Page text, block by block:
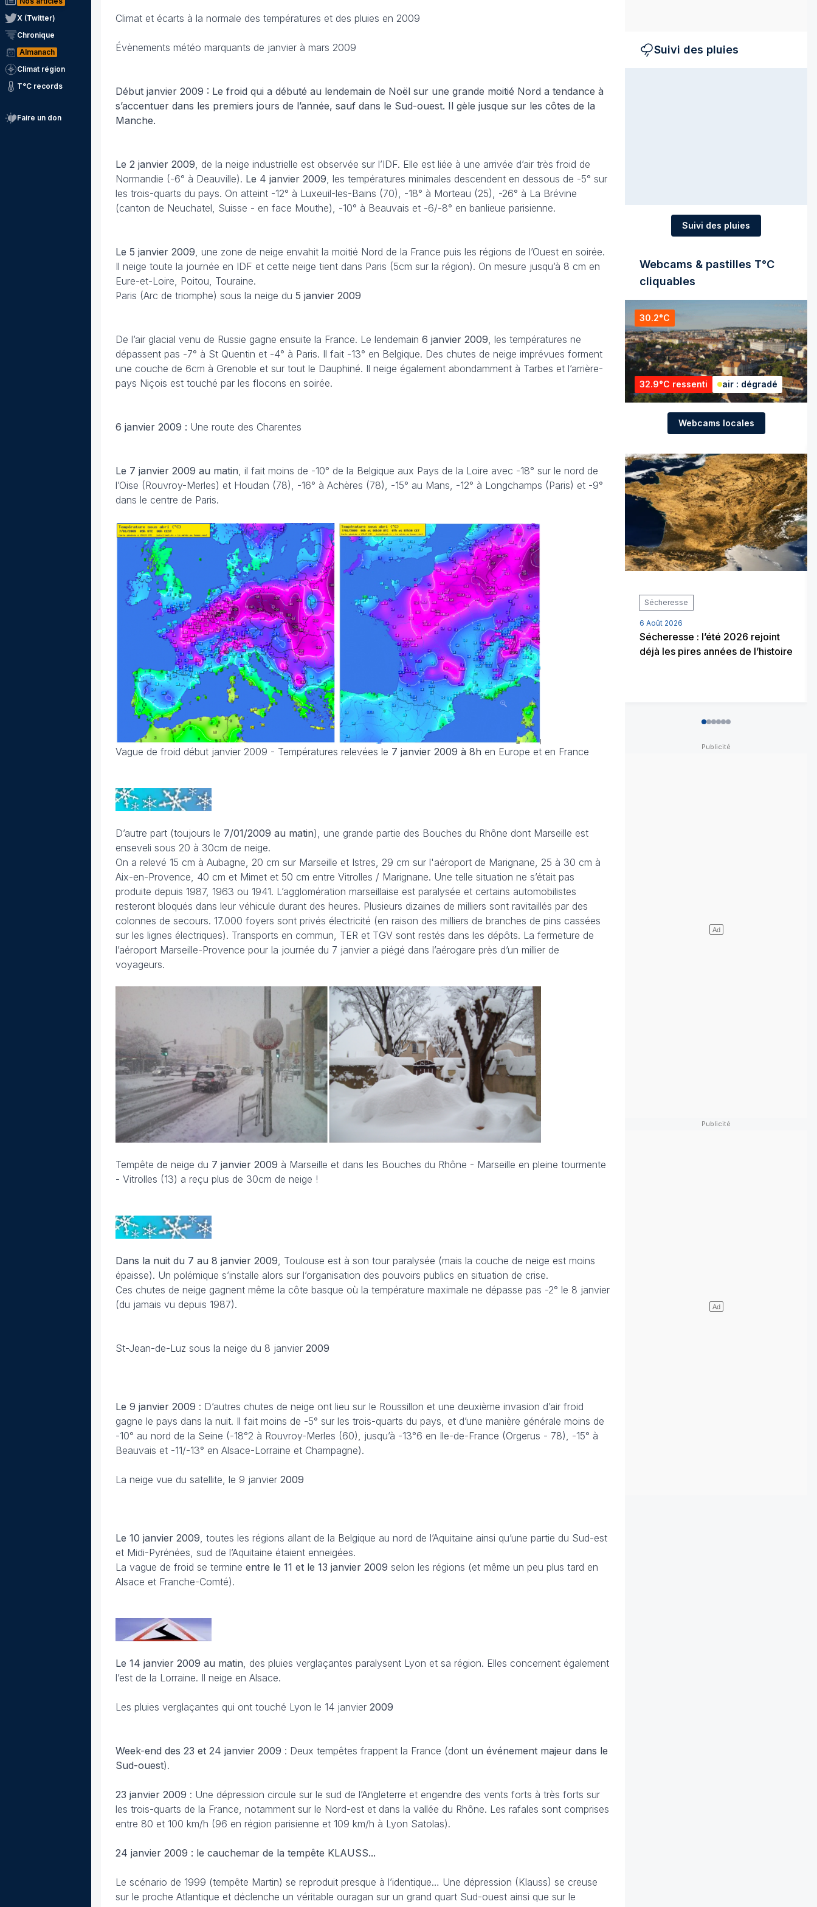
X (Twitter)
Chronique
Almanach
Climat région
T°C records
Faire un don
Climat et écarts à la normale des températures et des pluies en 2009
Évènements météo marquants de janvier à mars 2009
Début janvier 2009 : Le froid qui a débuté au lendemain de Noël sur une grande moitié Nord a tendance à
s’accentuer dans les premiers jours de l’année, sauf dans le Sud-ouest. Il gèle jusque sur les côtes de la
Manche.
Le 2 janvier 2009, de la neige industrielle est observée sur l’IDF. Elle est liée à une arrivée d’air très froid de
Normandie (-6° à Deauville). Le 4 janvier 2009, les températures minimales descendent en dessous de -5° sur
les trois-quarts du pays. On atteint -12° à Luxeuil-les-Bains (70), -18° à Morteau (25), -26° à La Brévine
(canton de Neuchatel, Suisse - en face Mouthe), -10° à Beauvais et -6/-8° en banlieue parisienne.
Le 5 janvier 2009, une zone de neige envahit la moitié Nord de la France puis les régions de l’Ouest en soirée.
Il neige toute la journée en IDF et cette neige tient dans Paris (5cm sur la région). On mesure jusqu’à 8 cm en
Eure-et-Loire, Poitou, Touraine.
Paris (Arc de triomphe) sous la neige du 5 janvier 2009
De l’air glacial venu de Russie gagne ensuite la France. Le lendemain 6 janvier 2009, les températures ne
dépassent pas -7° à St Quentin et -4° à Paris. Il fait -13° en Belgique. Des chutes de neige imprévues forment
une couche de 6cm à Grenoble et sur tout le Dauphiné. Il neige également abondamment à Tarbes et l’arrière-
pays Niçois est touché par les flocons en soirée.
6 janvier 2009 : Une route des Charentes
Le 7 janvier 2009 au matin, il fait moins de -10° de la Belgique aux Pays de la Loire avec -18° sur le nord de
l’Oise (Rouvroy-Merles) et Houdan (78), -16° à Achères (78), -15° au Mans, -12° à Longchamps (Paris) et -9°
dans le centre de Paris.
Vague de froid début janvier 2009 - Températures relevées le 7 janvier 2009 à 8h en Europe et en France
D’autre part (toujours le 7/01/2009 au matin), une grande partie des Bouches du Rhône dont Marseille est
enseveli sous 20 à 30cm de neige.
On a relevé 15 cm à Aubagne, 20 cm sur Marseille et Istres, 29 cm sur l'aéroport de Marignane, 25 à 30 cm à
Aix-en-Provence, 40 cm et Mimet et 50 cm entre Vitrolles / Marignane. Une telle situation ne s’était pas
produite depuis 1987, 1963 ou 1941. L’agglomération marseillaise est paralysée et certains automobilistes
resteront bloqués dans leur véhicule durant des heures. Plusieurs dizaines de milliers sont ravitaillés par des
colonnes de secours. 17.000 foyers sont privés électricité (en raison des milliers de branches de pins cassées
sur les lignes électriques). Transports en commun, TER et TGV sont restés dans les dépôts. La fermeture de
l’aéroport Marseille-Provence pour la journée du 7 janvier a piégé dans l’aérogare près d’un millier de
voyageurs.
Tempête de neige du 7 janvier 2009 à Marseille et dans les Bouches du Rhône - Marseille en pleine tourmente
- Vitrolles (13) a reçu plus de 30cm de neige !
Dans la nuit du 7 au 8 janvier 2009, Toulouse est à son tour paralysée (mais la couche de neige est moins
épaisse). Un polémique s’installe alors sur l’organisation des pouvoirs publics en situation de crise.
Ces chutes de neige gagnent même la côte basque où la température maximale ne dépasse pas -2° le 8 janvier
(du jamais vu depuis 1987).
St-Jean-de-Luz sous la neige du 8 janvier 2009
Le 9 janvier 2009 : D’autres chutes de neige ont lieu sur le Roussillon et une deuxième invasion d’air froid
gagne le pays dans la nuit. Il fait moins de -5° sur les trois-quarts du pays, et d’une manière générale moins de
-10° au nord de la Seine (-18°2 à Rouvroy-Merles (60), jusqu’à -13°6 en Ile-de-France (Orgerus - 78), -15° à
Beauvais et -11/-13° en Alsace-Lorraine et Champagne).
La neige vue du satellite, le 9 janvier 2009
Le 10 janvier 2009, toutes les régions allant de la Belgique au nord de l’Aquitaine ainsi qu’une partie du Sud-est
et Midi-Pyrénées, sud de l’Aquitaine étaient enneigées.
La vague de froid se termine entre le 11 et le 13 janvier 2009 selon les régions (et même un peu plus tard en
Alsace et Franche-Comté).
Le 14 janvier 2009 au matin, des pluies verglaçantes paralysent Lyon et sa région. Elles concernent également
l’est de la Lorraine. Il neige en Alsace.
Les pluies verglaçantes qui ont touché Lyon le 14 janvier 2009
Week-end des 23 et 24 janvier 2009 : Deux tempêtes frappent la France (dont un événement majeur dans le
Sud-ouest).
23 janvier 2009 : Une dépression circule sur le sud de l’Angleterre et engendre des vents forts à très forts sur
les trois-quarts de la France, notamment sur le Nord-est et dans la vallée du Rhône. Les rafales sont comprises
entre 80 et 100 km/h (96 en région parisienne et 109 km/h à Lyon Satolas).
24 janvier 2009 : le cauchemar de la tempête KLAUSS...
Le scénario de 1999 (tempête Martin) se reproduit presque à l’identique… Une dépression (Klauss) se creuse
sur le proche Atlantique et déclenche un véritable ouragan sur un grand quart Sud-ouest ainsi que sur le
Suivi des pluies
Suivi des pluies
Webcams & pastilles T°C
cliquables
30.2°C
32.9°C ressenti air : dégradé
Webcams locales
Sécheresse
6 Août 2026
Sécheresse : l’été 2026 rejoint
déjà les pires années de l’histoire
012345